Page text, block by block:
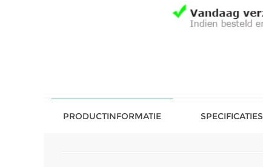
PRODUCTINFORMATIE SPECIFICATIES